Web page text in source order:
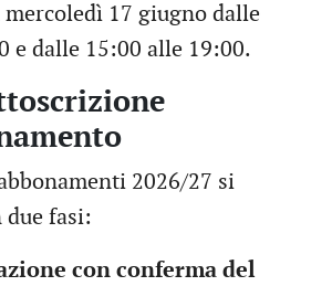
mercoledì 17 giugno dalle
e dalle 15:00 alle 19:00.
2026/27 si
fasi:
con conferma del